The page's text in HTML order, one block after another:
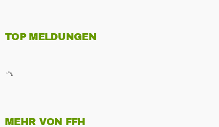
TOP MELDUNGEN
MEHR VON FFH